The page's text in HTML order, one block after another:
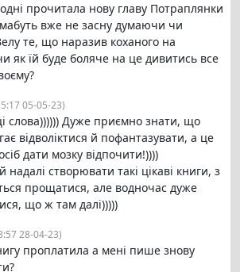
прочитала нову главу Потраплянки
вже не засну думаючи чи
те, що наразив коханого на
як їй буде боляче на це дивитись все
05-05-23)
слова)))))) Дуже приємно знати, що
відволіктися й пофантазувати, а це
дати мозку відпочити!))))
надалі створювати такі цікаві книги, з
прощатися, але водночас дуже
що ж там далі)))))
28-04-23)
проплатила а мені пише знову